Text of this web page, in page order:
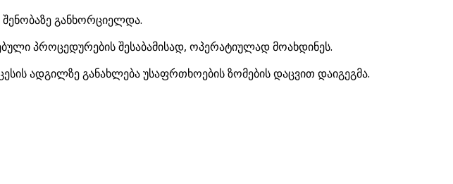
განხორციელდა.
პროცედურების შესაბამისად, ოპერატიულად მოახდინეს.
ადგილზე განახლება უსაფრთხოების ზომების დაცვით დაიგეგმა.